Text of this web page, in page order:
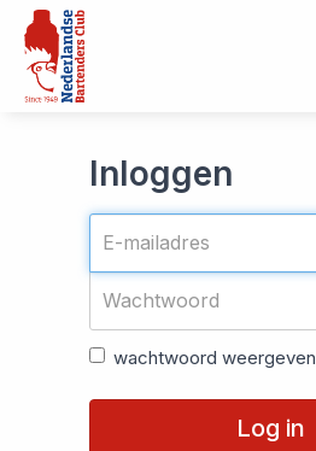
Inloggen
wachtwoord weergeven
Log in